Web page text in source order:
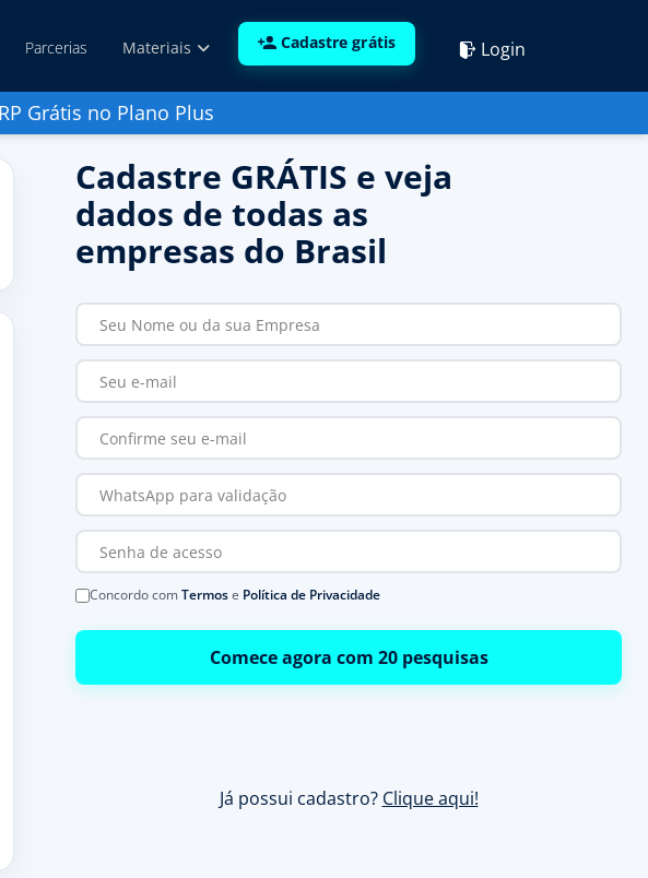
Parcerias Materiais Cadastre grátis Login
Grátis no Plano Plus
Cadastre GRÁTIS e veja
dados de todas as
empresas do Brasil
Concordo comTermose Política de Privacidade
Comece agora com 20 pesquisas
Já possui cadastro? Clique aqui!